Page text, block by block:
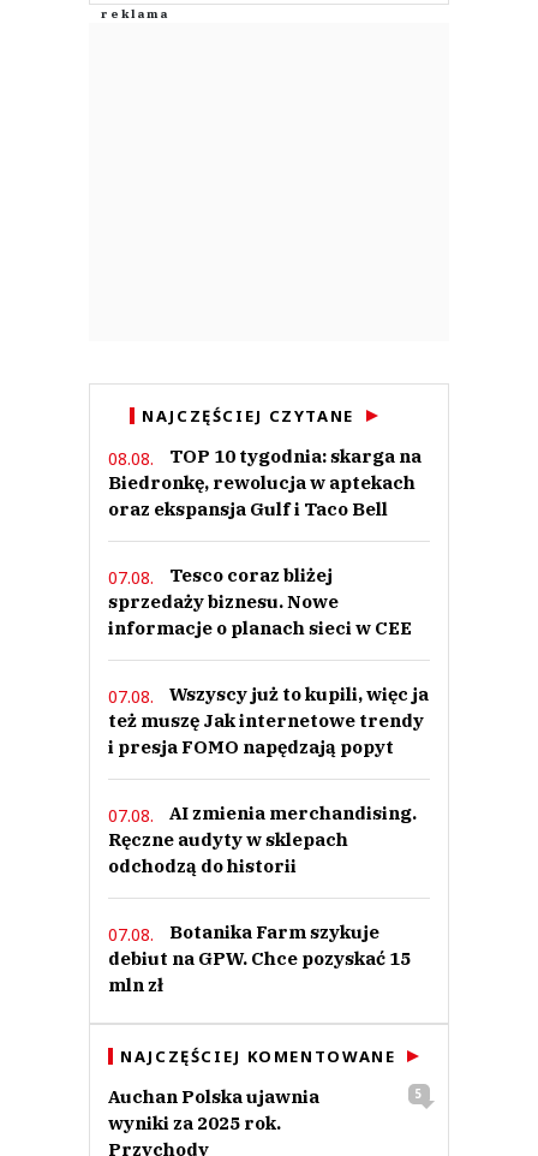
NAJCZĘŚCIEJ CZYTANE
08.08.
TOP 10 tygodnia: skarga na
Biedronkę, rewolucja w aptekach
oraz ekspansja Gulf i Taco Bell
07.08.
Tesco coraz bliżej
sprzedaży biznesu. Nowe
informacje o planach sieci w CEE
07.08.
Wszyscy już to kupili, więc ja
też muszę Jak internetowe trendy
i presja FOMO napędzają popyt
07.08.
AI zmienia merchandising.
Ręczne audyty w sklepach
odchodzą do historii
07.08.
Botanika Farm szykuje
debiut na GPW. Chce pozyskać 15
mln zł
NAJCZĘŚCIEJ KOMENTOWANE
Auchan Polska ujawnia
wyniki za 2025 rok.
Przychody
5